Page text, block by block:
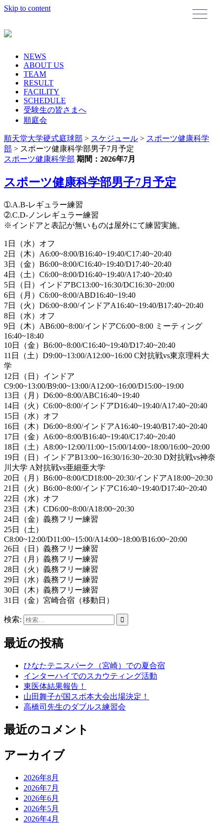
Skip to content
NEWS
ABOUT US
TEAM
RESULT
FACILITY
SCHEDULE
受験生の皆さまへ
順庭会
順天堂大学硬式庭球部 > スケジュール > スポーツ健康科学
部 > スポーツ健康科学部男子7月予定
スポーツ健康科学部 期間：2026年7月
スポーツ健康科学部男子7月予定
➀.A.B-レギュラー練習
➁.C.D-ノンレギュラー練習
※インドアと表記が無いものは屋外にて練習実施。
1日（水）オフ
2日（木）A6:00~8:00/B16:40~19:40/C17:40~20:40
3日（金）B6:00~8:00/C16:40~19:40/D17:40~20:40
4日（土）C6:00~8:00/D16:40~19:40/A17:40~20:40
5日（日）インドアBC13:00~16:30/DC16:30~20:00
6日（月）C6:00~8:00/ABD16:40~19:40
7日（火）D6:00~8:00/インドアA16:40~19:40/B17:40~20:40
8日（水）オフ
9日（木）AB6:00~8:00/インドアC6:00~8:00 ミーティング
16:40~18:40
10日（金）B6:00~8:00/C16:40~19:40/D17:40~20:40
11日（土）D9:00~13:00/A12:00~16:00 C対抗戦vs東京理科大
学
12日（日）インドア
C9:00~13:00/B9:00~13:00/A12:00~16:00/D15:00~19:00
13日（月）D6:00~8:00/ABC16:40~19:40
14日（火）C6:00~8:00/インドアD16:40~19:40/A17:40~20:40
15日（水）オフ
16日（木）D6:00~8:00/インドアA16:40~19:40/B17:40~20:40
17日（金）A6:00~8:00/B16:40~19:40/C17:40~20:40
18日（土）A8:00~12:00/11:00~15:00/14:00~18:00/16:00~20:00
19日（日）インドアB13:00~16:30/16:30~20:30 D対抗戦vs神奈
川大学 A対抗戦vs亜細亜大学
20日（月）B6:00~8:00/CD18:00~20:30/インドアA18:00~20:30
21日（火）B6:00~8:00/インドアC16:40~19:40/D17:40~20:40
22日（水）オフ
23日（木）CD6:00~8:00/A18:00~20:30
24日（金）義務フリー練習
25日（土）
C8:00~12:00/D11:00~15:00/A14:00~18:00/B16:00~20:00
26日（日）義務フリー練習
27日（月）義務フリー練習
28日（火）義務フリー練習
29日（水）義務フリー練習
30日（木）義務フリー練習
31日（金）宮崎合宿（移動日）
検索:
最近の投稿
ひなたテニスパーク（宮崎）での夏合宿
インターハイでのスカウティング活動
東医体結果報告！
山田舞子が国スポ本大会出場決定！
高橋司先生のダブルス練習会
最近のコメント
アーカイブ
2026年8月
2026年7月
2026年6月
2026年5月
2026年4月